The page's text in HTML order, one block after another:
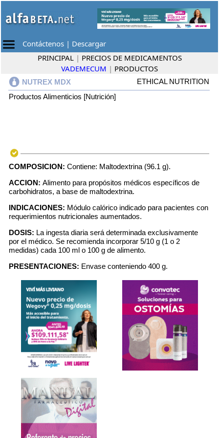
Contáctenos | Descargar
PRINCIPAL | PRECIOS DE MEDICAMENTOS
VADEMECUM | PRODUCTOS
NUTREX MDX
ETHICAL NUTRITION
Productos Alimenticios [Nutrición]
COMPOSICION: Contiene: Maltodextrina (96.1 g).
ACCION: Alimento para propósitos médicos específicos de
carbohidratos, a base de maltodextrina.
INDICACIONES: Módulo calórico indicado para pacientes con
requerimientos nutricionales aumentados.
DOSIS: La ingesta diaria será determinada exclusivamente
por el médico. Se recomienda incorporar 5/10 g (1 o 2
medidas) cada 100 ml o 100 g de alimento.
PRESENTACIONES: Envase conteniendo 400 g.